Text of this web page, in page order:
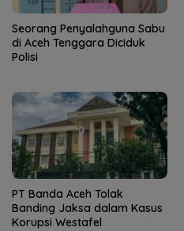
Seorang Penyalahguna Sabu
di Aceh Tenggara Diciduk
Polisi
PT Banda Aceh Tolak
Banding Jaksa dalam Kasus
Korupsi Westafel